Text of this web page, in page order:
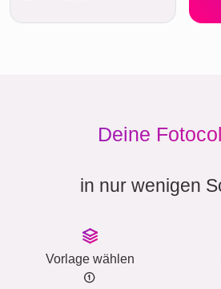
Deine
in nur wenigen
Vorlage wählen